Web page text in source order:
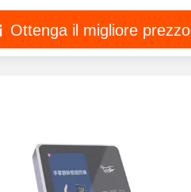
Ottenga il migliore prezzo